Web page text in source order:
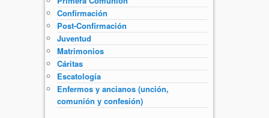
Confirmación
Post-Confirmación
Juventud
Matrimonios
Cáritas
Escatología
Enfermos y ancianos (unción,
comunión y confesión)